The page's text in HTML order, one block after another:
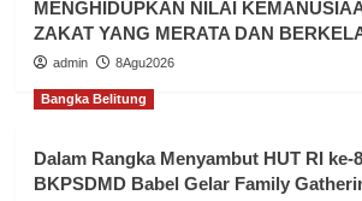
MENGHIDUPKAN NILAI
ZAKAT YANG MERATA DAN
admin 8Agu2026
Bangka Belitung
Dalam Rangka Menyambut HUT RI ke-
BKPSDMD Babel Gelar Family